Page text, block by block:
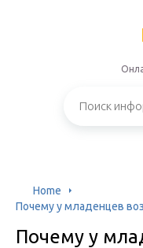
Home
Почему у младенцев
Почему у